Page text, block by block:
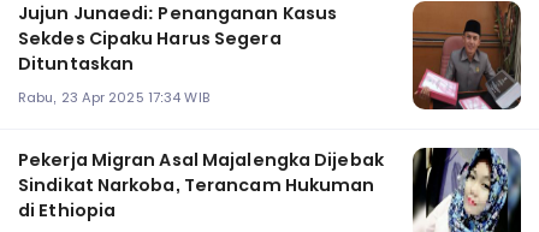
Jujun Junaedi: Penanganan Kasus
Sekdes Cipaku Harus Segera
Dituntaskan
Rabu, 23 Apr 2025 17:34 WIB
Pekerja Migran Asal Majalengka Dijebak
Sindikat Narkoba, Terancam Hukuman
di Ethiopia